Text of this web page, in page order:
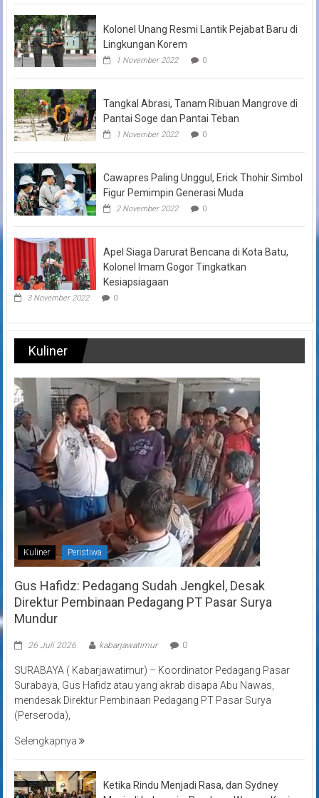
Kolonel Unang Resmi Lantik Pejabat Baru di
Lingkungan Korem
1 November 2022 0
Tangkal Abrasi, Tanam Ribuan Mangrove di
Pantai Soge dan Pantai Teban
1 November 2022 0
Cawapres Paling Unggul, Erick Thohir Simbol
Figur Pemimpin Generasi Muda
2 November 2022 0
Apel Siaga Darurat Bencana di Kota Batu,
Kolonel Imam Gogor Tingkatkan
Kesiapsiagaan
3 November 2022 0
Kuliner
Kuliner Peristiwa
Gus Hafidz: Pedagang Sudah Jengkel, Desak
Direktur Pembinaan Pedagang PT Pasar Surya
Mundur
26 Juli 2026 kabarjawatimur 0
SURABAYA ( Kabarjawatimur) – Koordinator Pedagang Pasar
Surabaya, Gus Hafidz atau yang akrab disapa Abu Nawas,
mendesak Direktur Pembinaan Pedagang PT Pasar Surya
(Perseroda),
Selengkapnya
Ketika Rindu Menjadi Rasa, dan Sydney